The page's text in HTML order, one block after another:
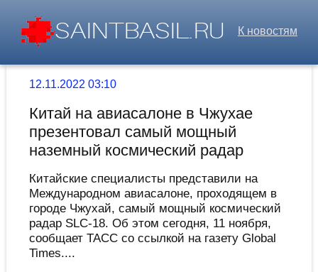
К новостям
12.11.2022 03:10
Китай на авиасалоне в Чжухае
презентовал самый мощный
наземный космический радар
Китайские специалисты представили на
Международном авиасалоне, проходящем в
городе Чжухай, самый мощный космический
радар SLC-18. Об этом сегодня, 11 ноября,
сообщает ТАСС со ссылкой на газету Global
Times....